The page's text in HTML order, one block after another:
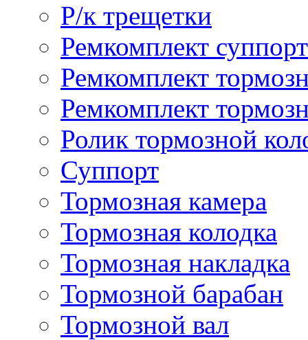
Р/к трещетки
Ремкомплект
Ремкомплект
Ремкомплект
Ролик тормозной
Суппорт
Тормозная камера
Тормозная колодка
Тормозная накладка
Тормозной барабан
Тормозной вал